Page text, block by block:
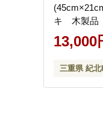
キ 木製品
13,000
三重県 紀北